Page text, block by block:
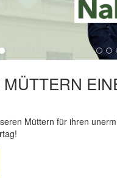
Müttern für ihren